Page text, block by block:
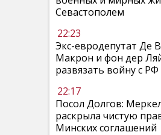
Севастополем
22:23
Экс-евродепутат Де
Макрон и фон дер
развязать войну с РФ
22:17
Посол Долгов:
раскрыла чистую
Минских соглашений